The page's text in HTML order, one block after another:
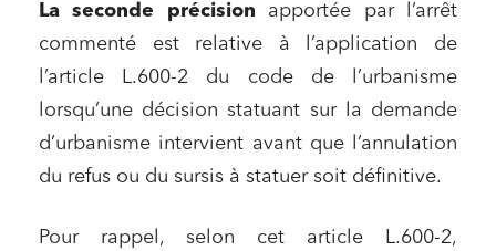
La seconde précision apportée par l’arrêt
commenté est relative à l’application de
l’article L.600-2 du code de l’urbanisme
lorsqu’une décision statuant sur la demande
d’urbanisme intervient avant que l’annulation
du refus ou du sursis à statuer soit définitive.
Pour rappel, selon cet article L.600-2,